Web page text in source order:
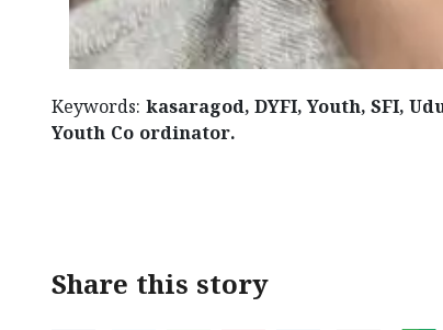
Keywords: kasaragod, DYFI, Youth, SFI,
Youth Co ordinator.
Share this story